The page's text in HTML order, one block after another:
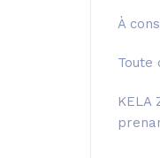
À
Toute
KELA